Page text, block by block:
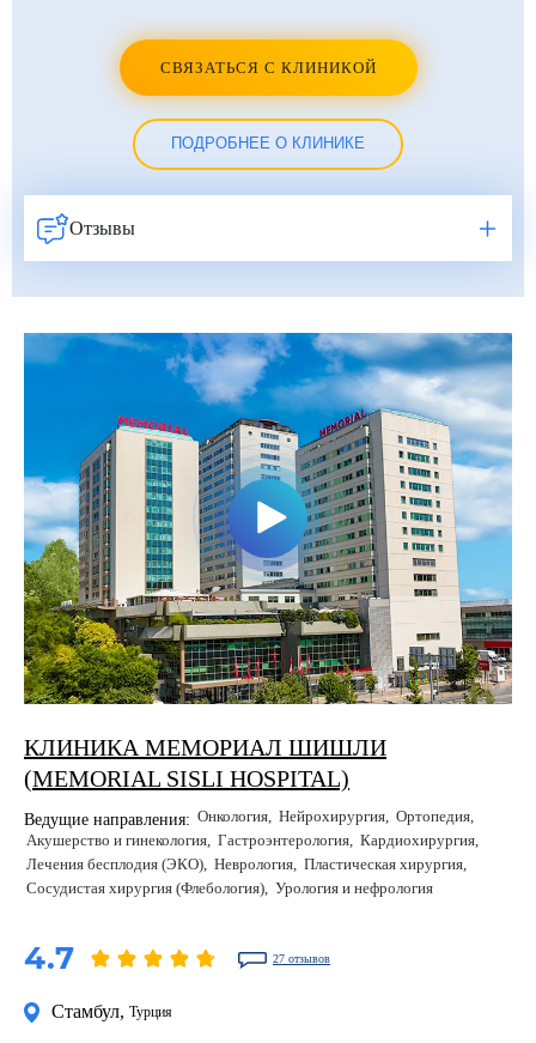
Хале Башак Чалар (Hale Basak Caglar)
Хамдулла Созен (Hamdullah Sozen)
Эркан Доган (Erkan Dogan)
Яков Шехтер (Jacob Schechter)
СВЯЗАТЬСЯ С КЛИНИКОЙ
ПОДРОБНЕЕ О КЛИНИКЕ
Отзывы
КЛИНИКА МЕМОРИАЛ ШИШЛИ
(MEMORIAL SISLI HOSPITAL)
Ведущие направления: Онкология Нейрохирургия Ортопедия
Акушерство и гинекология Гастроэнтерология Кардиохирургия
Лечения бесплодия (ЭКО) Неврология Пластическая хирургия
Сосудистая хирургия (Флебология) Урология и нефрология
4.7 27 отзывов
Стамбул, Турция